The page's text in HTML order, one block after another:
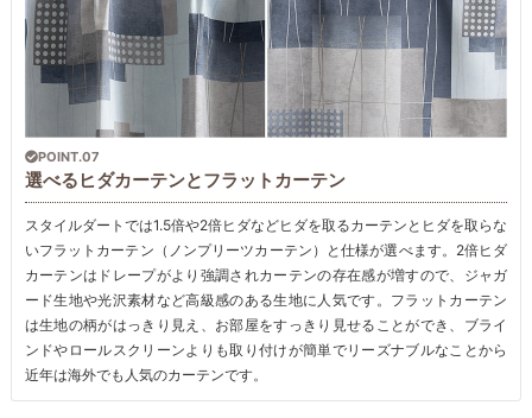
POINT.07
選べるヒダカーテンとフラットカーテン
スタイルダートでは1.5倍や2倍ヒダなどヒダを取るカーテンとヒダを取らな
いフラットカーテン（ノンプリーツカーテン）と仕様が選べます。2倍ヒダ
カーテンはドレープがより強調されカーテンの存在感が増すので、ジャガ
ード生地や光沢素材など高級感のある生地に人気です。フラットカーテン
は生地の柄がはっきり見え、お部屋をすっきり見せることができ、ブライ
ンドやロールスクリーンよりも取り付けが簡単でリーズナブルなことから
近年は海外でも人気のカーテンです。